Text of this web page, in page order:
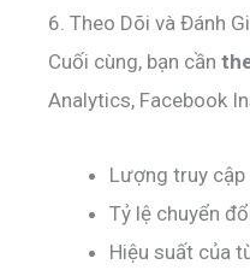
6. Theo Dõi và Đánh
Cuối cùng, bạn cần
Analytics, Facebook
Lượng truy
Tỷ lệ chuyển
Hiệu suất của